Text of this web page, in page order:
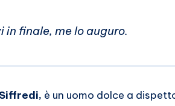
in finale, me lo auguro.
è un uomo dolce a